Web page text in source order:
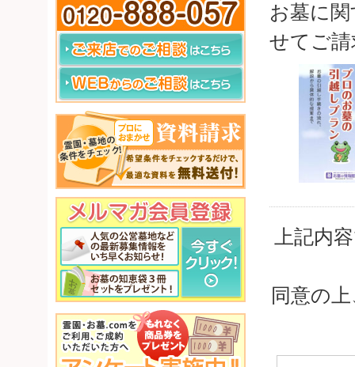
お墓に
せてご
上記内
同意の